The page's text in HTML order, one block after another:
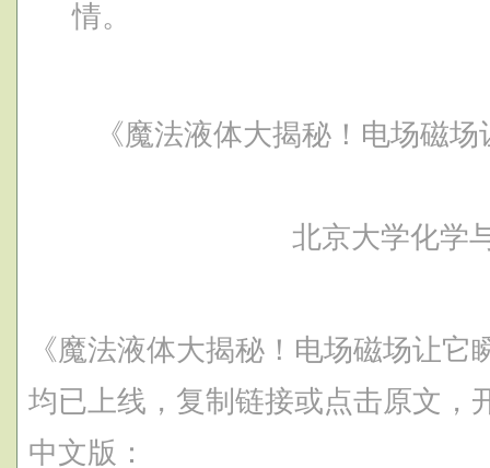
情。
《魔法液体大揭秘！电场磁
北京大学化学
《魔法液体大揭秘！电场磁场让它
均已上线，复制链接或点击原文，
中文版：